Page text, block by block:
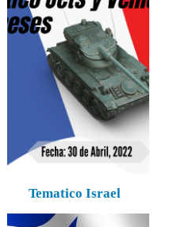
Tematico Israel